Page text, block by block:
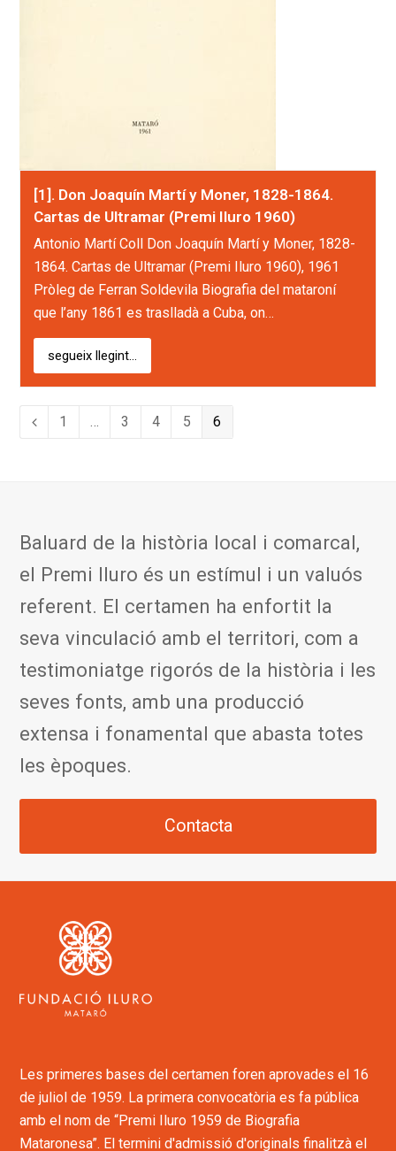
[1]. Don Joaquín Martí y Moner, 1828-1864.
Cartas de Ultramar (Premi Iluro 1960)
Antonio Martí Coll Don Joaquín Martí y Moner, 1828-
1864. Cartas de Ultramar (Premi Iluro 1960), 1961
Pròleg de Ferran Soldevila Biografia del mataroní
que l’any 1861 es traslladà a Cuba, on…
segueix llegint...
Previous
Page
1 … Page
3 Page
4 Page
5 Page
6
Baluard de la història local i comarcal,
el Premi Iluro és un estímul i un valuós
referent. El certamen ha enfortit la
seva vinculació amb el territori, com a
testimoniatge rigorós de la història i les
seves fonts, amb una producció
extensa i fonamental que abasta totes
les èpoques.
Contacta
Les primeres bases del certamen foren aprovades el 16
de juliol de 1959. La primera convocatòria es fa pública
amb el nom de “Premi Iluro 1959 de Biografia
Mataronesa”. El termini d'admissió d'originals finalitzà el